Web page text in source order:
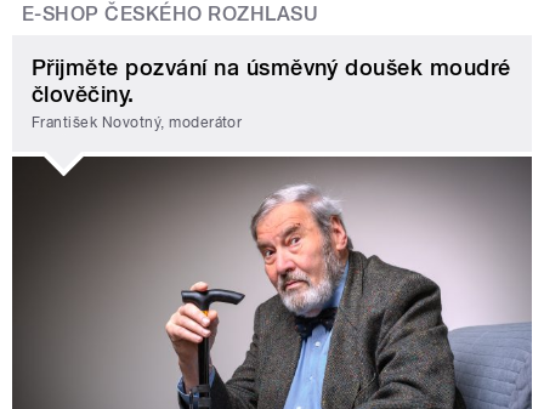
E-SHOP ČESKÉHO ROZHLASU
Přijměte pozvání na úsměvný doušek moudré
člověčiny.
František Novotný, moderátor